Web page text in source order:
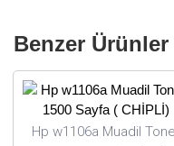
Benzer Ürünler
Hp w1106a Muadil